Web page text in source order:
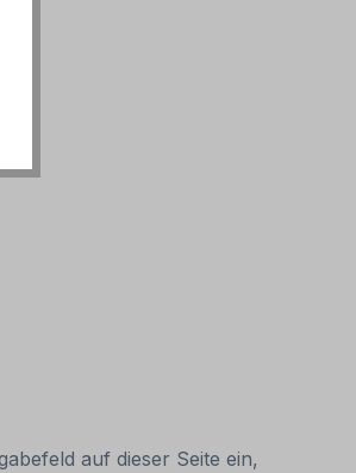
auf dieser Seite ein,